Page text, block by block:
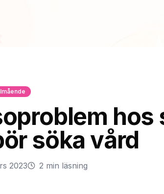
hos
söka vård
2023 2 min läsning